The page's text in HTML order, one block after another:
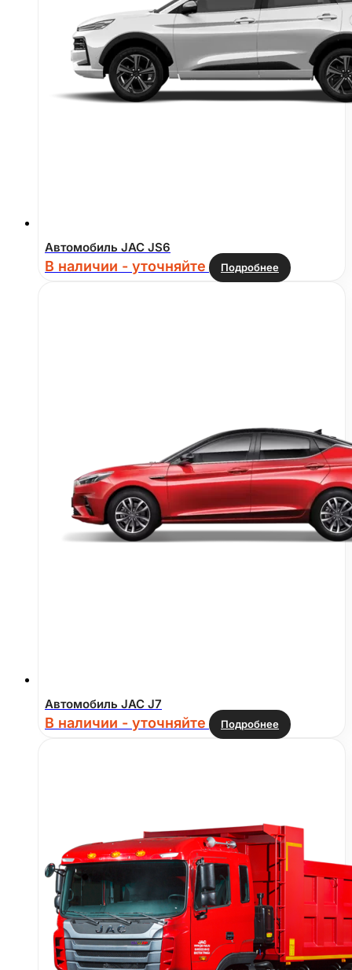
Автомобиль JAC JS6
В наличии - уточняйте Подробнее
Автомобиль JAC J7
В наличии - уточняйте Подробнее